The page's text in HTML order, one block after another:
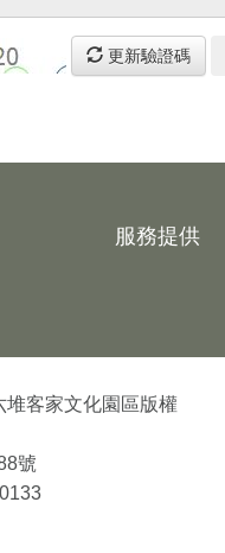
更新驗證碼
服務提供
客家文化園區版權
號